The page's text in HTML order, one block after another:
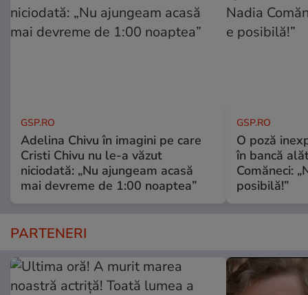
GSP.RO
Adelina Chivu în imagini pe care
Cristi Chivu nu le-a văzut
niciodată: „Nu ajungeam acasă
mai devreme de 1:00 noaptea”
GSP.RO
O poză
în bancă
Comăneci:
posibilă!”
PARTENERI